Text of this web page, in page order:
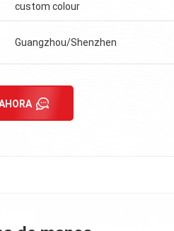
custom colour
Guangzhou/Shenzhen